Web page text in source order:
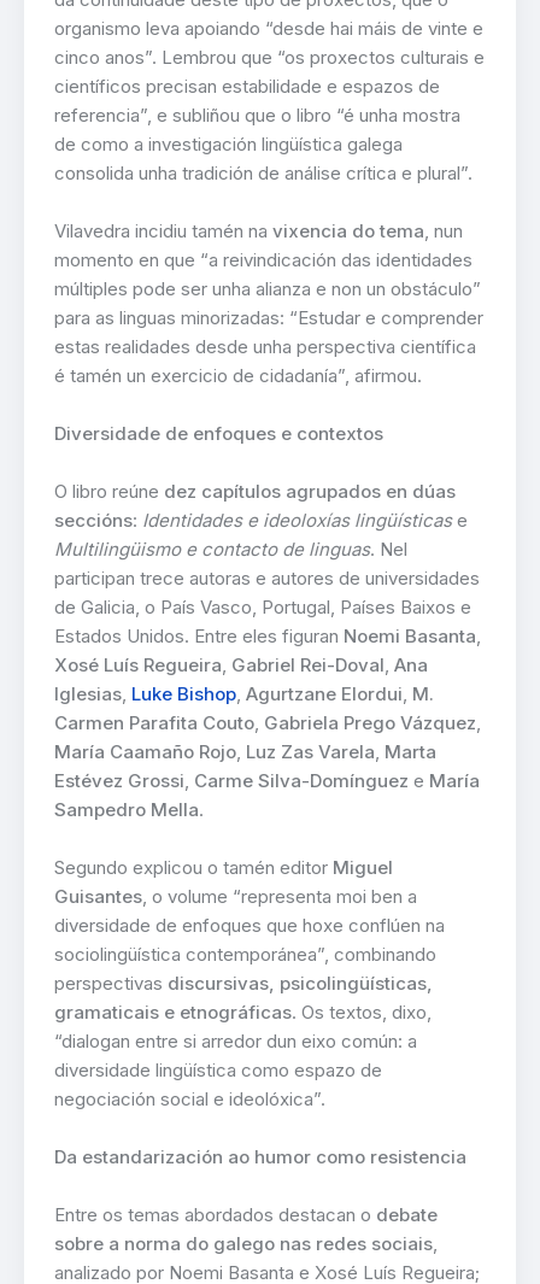
organismo leva apoiando “desde hai máis de vinte e
cinco anos”. Lembrou que “os proxectos culturais e
científicos precisan estabilidade e espazos de
referencia”, e subliñou que o libro “é unha mostra
de como a investigación lingüística galega
consolida unha tradición de análise crítica e plural”.
Vilavedra incidiu tamén na vixencia do tema , nun
momento en que “a reivindicación das identidades
múltiples pode ser unha alianza e non un obstáculo”
para as linguas minorizadas: “Estudar e comprender
estas realidades desde unha perspectiva científica
é tamén un exercicio de cidadanía”, afirmou.
Diversidade de enfoques e contextos
O libro reúne dez capítulos agrupados en dúas
seccións: Identidades e ideoloxías lingüísticase
Multilingüismo e contacto de linguas. Nel
participan trece autoras e autores de universidades
de Galicia, o País Vasco, Portugal, Países Baixos e
Estados Unidos. Entre eles figuran Noemi Basanta
Xosé Luís Regueira Gabriel Rei-Doval Ana
Iglesias Luke Bishop Agurtzane Elordui M.
Carmen Parafita Couto Gabriela Prego Vázquez
María Caamaño Rojo Luz Zas Varela Marta
Estévez Grossi Carme Silva-Domínguez e María
Sampedro Mella.
Segundo explicou o tamén editor Miguel
Guisantes , o volume “representa moi ben a
diversidade de enfoques que hoxe conflúen na
sociolingüística contemporánea”, combinando
perspectivas discursivas, psicolingüísticas,
gramaticais e etnográficas. Os textos, dixo,
“dialogan entre si arredor dun eixo común: a
diversidade lingüística como espazo de
negociación social e ideolóxica”.
Da estandarización ao humor como resistencia
Entre os temas abordados destacan o debate
sobre a norma do galego nas redes sociais
analizado por Noemi Basanta e Xosé Luís Regueira;